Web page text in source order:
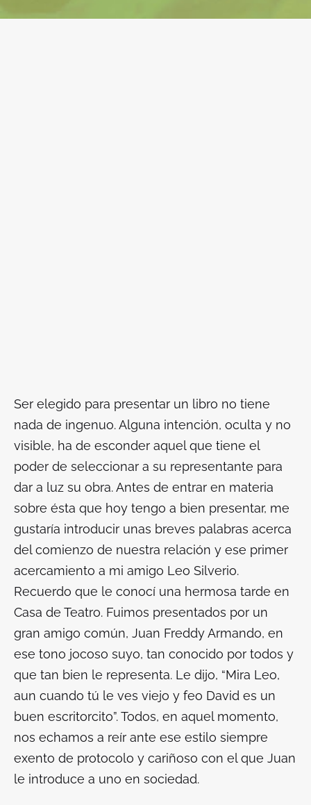
Ser elegido para presentar un libro no tiene
nada de ingenuo. Alguna intención, oculta y no
visible, ha de esconder aquel que tiene el
poder de seleccionar a su representante para
dar a luz su obra. Antes de entrar en materia
sobre ésta que hoy tengo a bien presentar, me
gustaría introducir unas breves palabras acerca
del comienzo de nuestra relación y ese primer
acercamiento a mi amigo Leo Silverio.
Recuerdo que le conocí una hermosa tarde en
Casa de Teatro. Fuimos presentados por un
gran amigo común, Juan Freddy Armando, en
ese tono jocoso suyo, tan conocido por todos y
que tan bien le representa. Le dijo, “Mira Leo,
aun cuando tú le ves viejo y feo David es un
buen escritorcito”. Todos, en aquel momento,
nos echamos a reír ante ese estilo siempre
exento de protocolo y cariñoso con el que Juan
le introduce a uno en sociedad.